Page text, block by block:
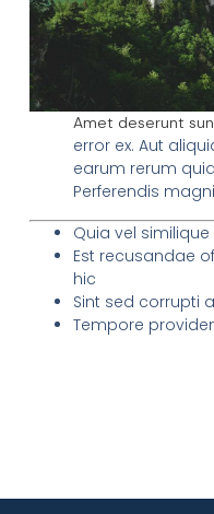
Amet deserunt
error ex. Aut
earum rerum
Perferendis
Quia vel
Est recusandae
hic
Sint sed corrupti
Tempore